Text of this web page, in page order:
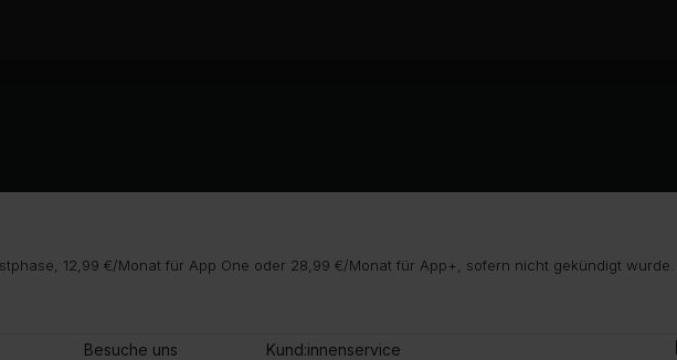
12,99 €/Monat für App One oder 28,99 €/Monat für App+, sofern nicht gekündigt
Besuche uns Kund:innenservice